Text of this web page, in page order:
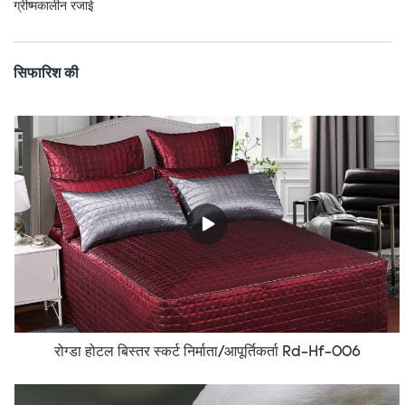
ग्रीष्मकालीन रजाई
सिफारिश की
रोग्डा होटल बिस्तर स्कर्ट निर्माता/आपूर्तिकर्ता Rd-Hf-006